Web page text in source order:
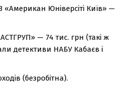
«Американ Юніверсіті Київ» —
— 74 тис. грн (такі ж
детективи НАБУ Кабаєв і
(безробітна).